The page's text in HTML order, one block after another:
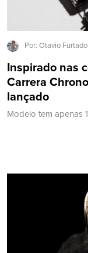
Por: Otavio Furtado
Inspirado nas
Carrera
lançado
Modelo tem apenas